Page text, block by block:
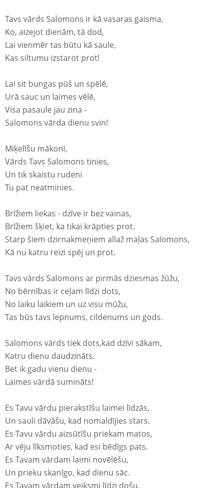
Tavs vārds Salomons ir kā vasaras gaisma,
Ko, aizejot dienām, tā dod,
Lai vienmēr tas būtu kā saule,
Kas siltumu izstarot prot!
Lai sit bungas pūš un spēlē,
Urā sauc un laimes vēlē,
Visa pasaule jau zina -
Salomons vārda dienu svin!
Miķelīšu mākonī,
Vārds Tavs Salomons tinies,
Un tik skaistu rudeni
Tu pat neatminies.
Brīžiem liekas - dzīve ir bez vainas,
Brīžiem šķiet, ka tikai krāpties prot.
Starp šiem dzirnakmeņiem allaž maļas Salomons,
Kā nu katru reizi spēj un prot.
Tavs vārds Salomons ar pirmās dziesmas žūžu,
No bērnības ir ceļam līdzi dots,
No laiku laikiem un uz visu mūžu,
Tas būs tavs lepnums, cildenums un gods.
Salomons vārds tiek dots,kad dzīvi sākam,
Katru dienu daudzināts.
Bet ik gadu vienu dienu -
Laimes vārdā sumināts!
Es Tavu vārdu pierakstīšu laimei līdzās,
Un sauli dāvāšu, kad nomaldījies stars.
Es Tavu vārdu aizsūtīšu priekam matos,
Ar vēju līksmoties, kad esi bēdīgs pats.
Es Tavam vārdam laimi novēlēšu,
Un prieku skanīgo, kad dienu sāc.
Es Tavam vārdam veiksmi līdzi došu,